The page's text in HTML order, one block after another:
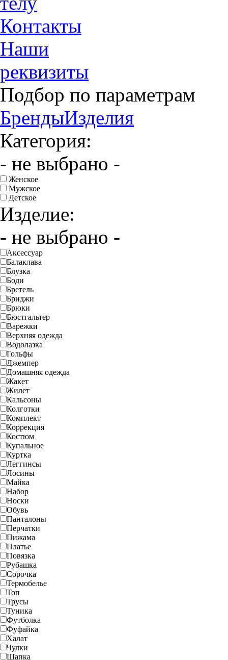
Контакты
Наши
реквизиты
Подбор по параметрам
БрендыИзделия
Категория:
- не выбрано -
Женское
Мужское
Детское
Изделие:
- не выбрано -
Аксессуар
Балаклава
Блузка
Боди
Бретель
Бриджи
Брюки
Бюстгальтер
Варежки
Верхняя одежда
Водолазка
Гольфы
Джемпер
Домашняя одежда
Жакет
Жилет
Кальсоны
Колготки
Комплект
Коррекция
Костюм
Купальное
Куртка
Леггинсы
Лосины
Майка
Набор
Носки
Обувь
Панталоны
Перчатки
Пижама
Платье
Повязка
Рубашка
Сорочка
Термобелье
Топ
Трусы
Туника
Футболка
Фуфайка
Халат
Чулки
Шапка